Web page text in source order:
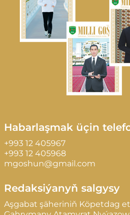
Habarlaşmak üçin
+993 12 405967
+993 12 405968
mgoshun@gmail.com
Redaksiýanyň salgysy
Aşgabat şäheriniň Köpetdag